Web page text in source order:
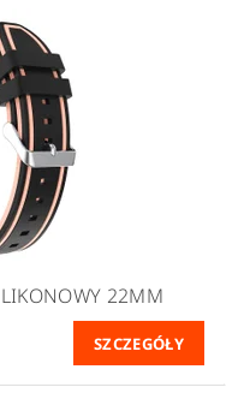
22MM
SZCZEGÓŁY